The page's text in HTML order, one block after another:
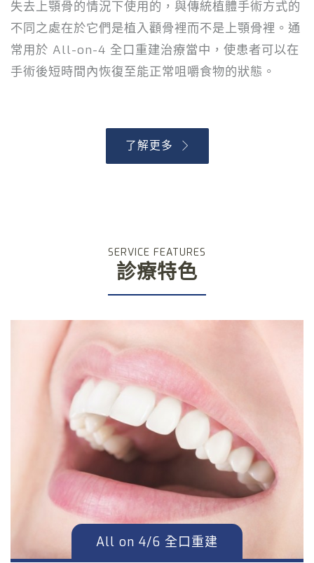
失去上顎骨的情況下使用的，與傳統植體手術方式的
不同之處在於它們是植入顴骨裡而不是上顎骨裡。通
常用於 All-on-4 全口重建治療當中，使患者可以在
手術後短時間內恢復至能正常咀嚼食物的狀態。
了解更多
SERVICE FEATURES
診療特色
All on 4/6 全口重建